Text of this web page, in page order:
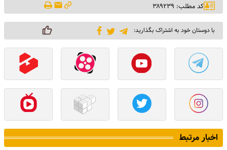
کد مطلب: ۳۸۹۲۳۹
با دوستان خود به اشتراک بگذارید:
اخبار مرتبط